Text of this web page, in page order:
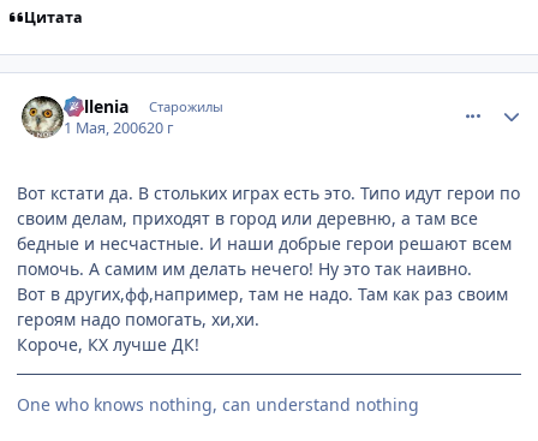
Цитата
Millenia Старожилы
1 Мая, 200620 г
Вот кстати да. В стольких играх есть это. Типо идут герои по
своим делам, приходят в город или деревню, а там все
бедные и несчастные. И наши добрые герои решают всем
помочь. А самим им делать нечего! Ну это так наивно.
Вот в других,фф,например, там не надо. Там как раз своим
героям надо помогать, хи,хи.
Короче, КХ лучше ДК!
One who knows nothing, can understand nothing